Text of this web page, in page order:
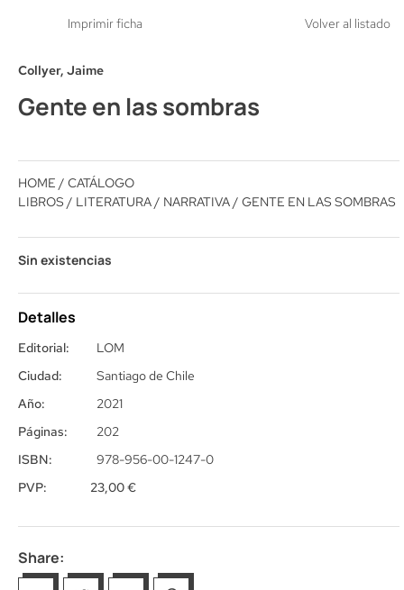
Imprimir ficha Volver al listado
Collyer, Jaime
Gente en las sombras
HOME / CATÁLOGO
LIBROS / LITERATURA/ NARRATIVA/ GENTE EN LAS SOMBRAS
Sin existencias
Detalles
Editorial:
Ciudad:
Año:
Páginas:
ISBN:
LOM
Santiago de Chile
2021
202
978-956-00-1247-0
PVP:
23,00€
Share: